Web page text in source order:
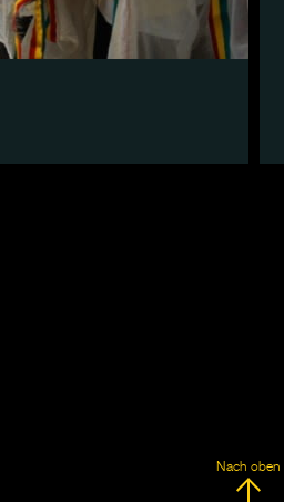
Nach oben